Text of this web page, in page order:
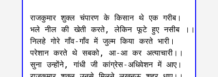
राजकुमार शुक्ल चंपारण के किसान थे एक गरीब।
भले नील की खेती करते, लेकिन फूटे हुए नसीब ।।
निलहे गोरे गाँव-गाँव में जुल्म किया करते भारी।
परेशान करते थे सबको, आ-आ कर अत्याचारी।।
सुना उन्होंने, गांधी जी कांग्रेस-अधिवेशन में आए।